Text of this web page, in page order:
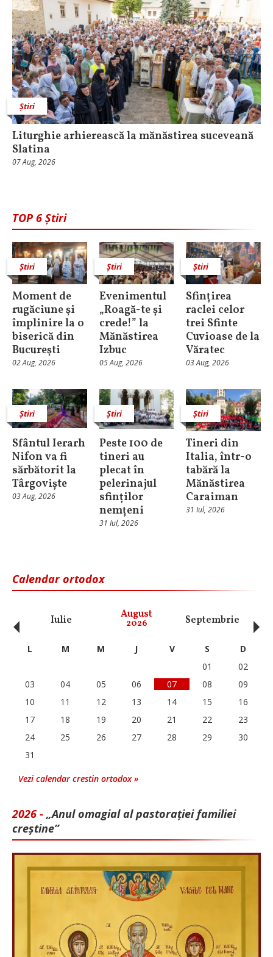
Știri
Liturghie arhierească la mănăstirea suceveană
Slatina
07 Aug, 2026
TOP 6 Știri
Știri
Moment de
rugăciune şi
împlinire la o
biserică din
Bucureşti
02 Aug, 2026
Știri
Evenimentul
„Roagă-te și
crede!” la
Mănăstirea
Izbuc
05 Aug, 2026
Știri
Sfințirea
raclei celor
trei Sfinte
Cuvioase de la
Văratec
03 Aug, 2026
Știri
Sfântul Ierarh
Nifon va fi
sărbătorit la
Târgoviște
03 Aug, 2026
Știri
Peste 100 de
tineri au
plecat în
pelerinajul
sfinților
nemțeni
31 Iul, 2026
Știri
Tineri din
Italia, într-o
tabără la
Mănăstirea
Caraiman
31 Iul, 2026
Calendar ortodox
Iulie August
2026 Septembrie
‹ L M M J V S
D
01
02
03
04 05 06 07 08
09
10
11 12 13 14 15
16
17
18 19 20 21 22
23
24
25 26 27 28 29
30
31
Vezi calendar crestin ortodox »
2026 - „Anul omagial al pastorației familiei
creștine”